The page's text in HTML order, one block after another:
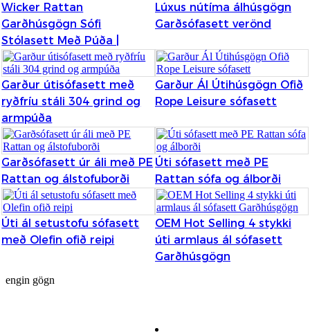
Slovenščina
Sesotho
čeština
norsk
Afrikaans
latviešu valoda‎
ქართველი
Xhosa
Wicker Rattan
Garðhúsgögn Sófi
Stólasett Með Púða |
Lúxus nútíma álhúsgögn
Garðsófasett verönd
Garður útisófasett með
ryðfríu stáli 304 grind og
armpúða
Garður Ál Útihúsgögn Ofið
Rope Leisure sófasett
Garðsófasett úr áli með PE
Rattan og álstofuborði
Úti sófasett með PE
Rattan sófa og álborði
Úti ál setustofu sófasett
með Olefin ofið reipi
OEM Hot Selling 4 stykki
úti armlaus ál sófasett
Garðhúsgögn
engin gögn